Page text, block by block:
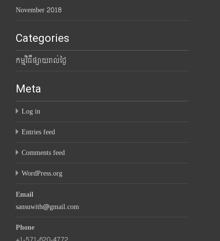
November 2018
Categories
កម្មវិធីផ្សាយរាល់ថ្ងៃ
Meta
Log in
Entries feed
Comments feed
WordPress.org
Email
sansuwith@gmail.com
Phone